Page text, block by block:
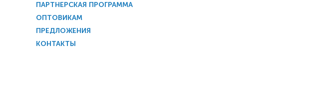
ПАРТНЕРСКАЯ ПРОГРАММА
ОПТОВИКАМ
ПРЕДЛОЖЕНИЯ
КОНТАКТЫ